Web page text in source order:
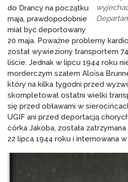
do Drancy na początku
maja, prawdopodobnie
miał być deportowany
20 maja. Poważne problemy
został wywieziony transportem
liście. Jednak w lipcu 1944 roku
morderczym szałem Aloïsa
który na kilka tygodni przed
skompletował ostatni wielki
się przed obławami w
UGIF ani przed deportacją
córka Jakoba, została
22 lipca 1944 roku i internowana w